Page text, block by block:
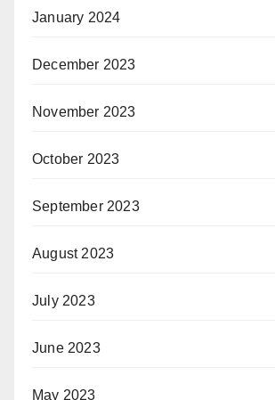
January 2024
December 2023
November 2023
October 2023
September 2023
August 2023
July 2023
June 2023
May 2023